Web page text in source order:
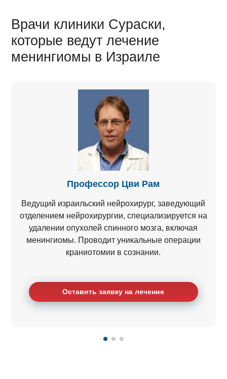
Врачи клиники Сураски,
которые ведут лечение
менингиомы в Израиле
Профессор Цви Рам
Ведущий израильский нейрохирург, заведующий
отделением нейрохирургии, специализируется на
удалении опухолей спинного мозга, включая
менингиомы. Проводит уникальные операции
краниотомии в сознании.
Оставить заявку на лечение